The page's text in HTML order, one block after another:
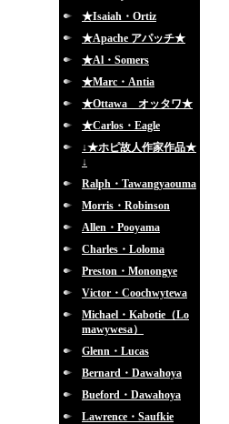
★Isaiah・Ortiz
★Apache アパッチ★
★Al・Somers
★Marc・Antia
★Ottawa オッタワ★
★Carlos・Eagle
↓★ホピ故人作家作品★
↓
Ralph・Tawangyaouma
Morris・Robinson
Allen・Pooyama
Charles・Loloma
Preston・Monongye
Victor・Coochwytewa
Michael・Kabotie（Lo
mawywesa）
Glenn・Lucas
Bernard・Dawahoya
Bueford・Dawahoya
Lawrence・Saufkie